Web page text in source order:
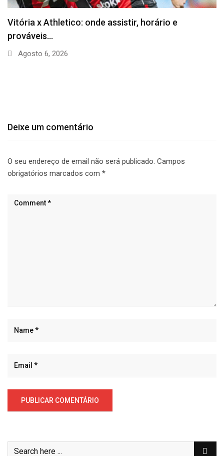
Vitória x Athletico: onde assistir, horário e
prováveis…
Agosto 6, 2026
Deixe um comentário
O seu endereço de email não será publicado. Campos
obrigatórios marcados com *